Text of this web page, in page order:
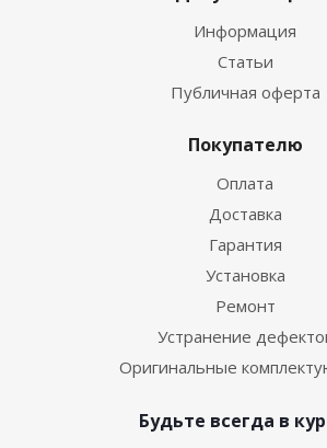
Информация
Статьи
Публичная оферта
Покупателю
Оплата
Доставка
Гарантия
Установка
Ремонт
Устранение
Оригинальные
Будьте всегда в